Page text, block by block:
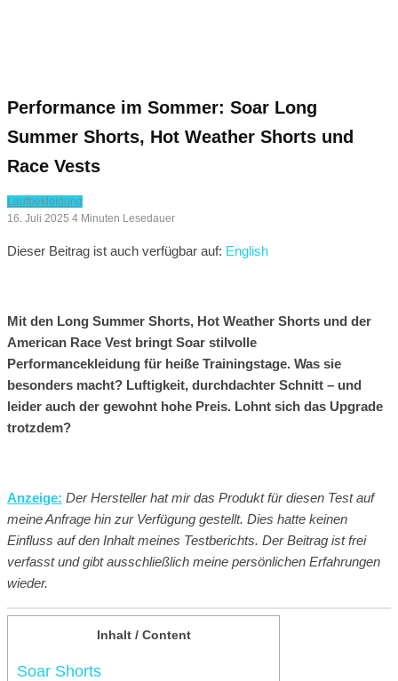
Performance im Sommer: Soar Long
Summer Shorts, Hot Weather Shorts und
Race Vests
Laufbekleidung
16. Juli 2025 4 Minuten Lesedauer
Dieser Beitrag ist auch verfügbar auf: English
Mit den Long Summer Shorts, Hot Weather Shorts und der
American Race Vest bringt Soar stilvolle
Performancekleidung für heiße Trainingstage. Was sie
besonders macht? Luftigkeit, durchdachter Schnitt – und
leider auch der gewohnt hohe Preis. Lohnt sich das Upgrade
trotzdem?
Anzeige: Der Hersteller hat mir das Produkt für diesen Test auf
meine Anfrage hin zur Verfügung gestellt. Dies hatte keinen
Einfluss auf den Inhalt meines Testberichts. Der Beitrag ist frei
verfasst und gibt ausschließlich meine persönlichen Erfahrungen
wieder.
Inhalt / Content
Soar Shorts